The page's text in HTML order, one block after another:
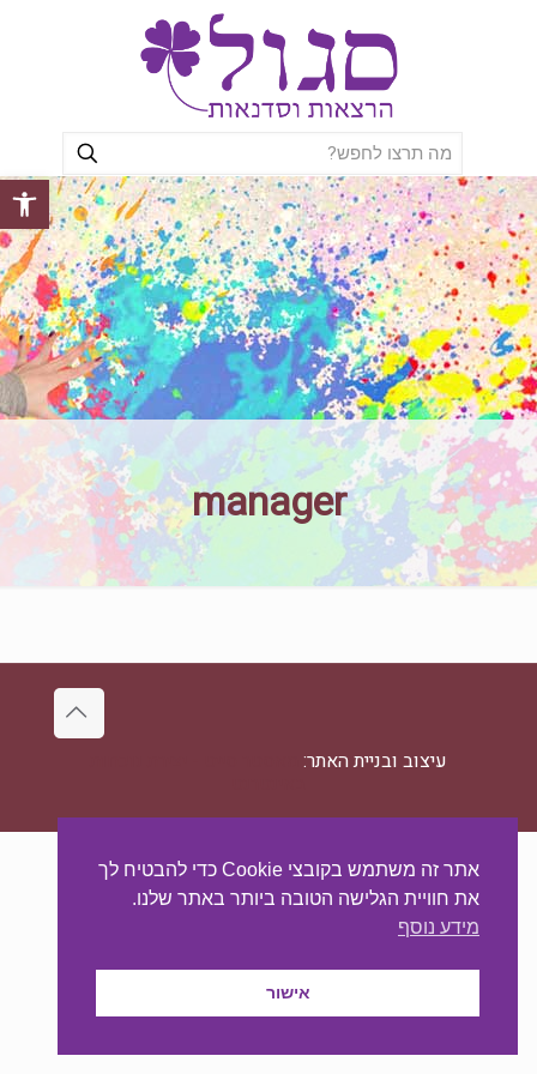
פתח
manager
עיצוב ובניית האתר:
אתר זה משתמש בקובצי Cookie כדי להבטיח לך
את חוויית הגלישה הטובה ביותר באתר שלנו.
מידע נוסף
אישור